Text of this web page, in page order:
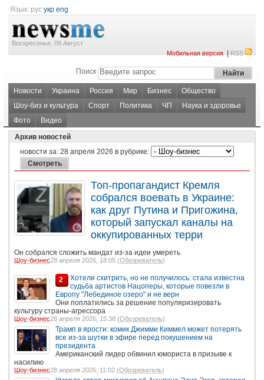
Язык: рус укр eng
Воскресенье, 09 Август
Мобильная версия|RSS
Поиск
Новости Украина Россия Мир Бизнес
Общество
Шоу-биз и культура
Спорт Политика ЧП
Наука и здоровье
Фото
Видео
Архив новостей
новости за: 28 апреля 2026 в рубрике:
Топ-пропагандист Кремля
собрался воевать в Украине:
как друг Путина и Пригожина,
который запускал каналы на
оккупированных терри
Он собрался сложить мандат из-за идеи умереть
Шоу-бизнес28 апреля 2026, 18:05 (Обозреватель)
2
Хотели схитрить, но не получилось: стала известна
судьба артистов Нацоперы, которые повезли в
Европу "Лебединое озеро" и не верн
Они поплатились за решение популяризировать
культуру страны-агрессора
Шоу-бизнес28 апреля 2026, 15:38 (Обозреватель)
Трамп в ярости: комик Джимми Киммел может потерять
все из-за шутки в эфире перед покушением на
президента
Американский лидер обвинил юмориста в призыве к
насилию
Шоу-бизнес28 апреля 2026, 11:02 (Обозреватель)